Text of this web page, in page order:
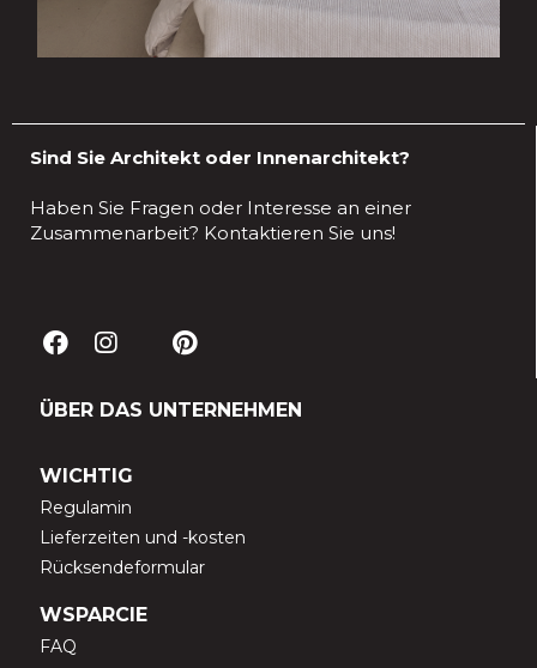
Sind Sie Architekt oder Innenarchitekt?
Haben Sie Fragen oder Interesse an einer
Zusammenarbeit? Kontaktieren Sie uns!
ÜBER DAS UNTERNEHMEN
WICHTIG
Regulamin
Lieferzeiten und -kosten
Rücksendeformular
WSPARCIE
FAQ